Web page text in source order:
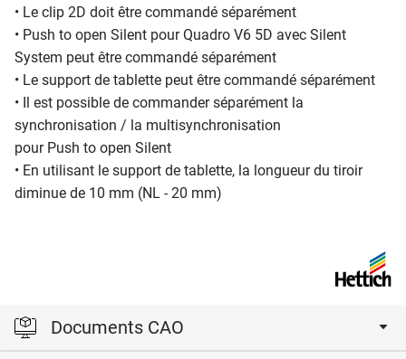
• Le clip 2D doit être commandé séparément
• Push to open Silent pour Quadro V6 5D avec Silent
System peut être commandé séparément
• Le support de tablette peut être commandé séparément
• Il est possible de commander séparément la
synchronisation / la multisynchronisation
pour Push to open Silent
• En utilisant le support de tablette, la longueur du tiroir
diminue de 10 mm (NL - 20 mm)
Documents CAO